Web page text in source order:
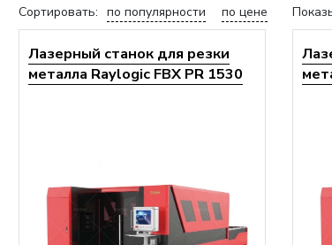
Сортировать: по популярности по цене
Лазерный станок для резки
металла Raylogic FBX PR 1530